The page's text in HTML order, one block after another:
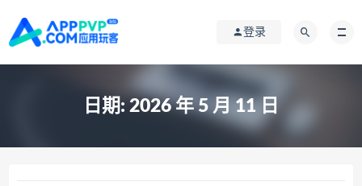
登录
日期: 2026 年 5 月 11 日